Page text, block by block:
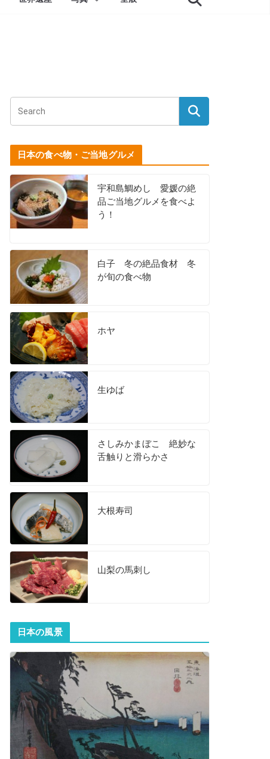
日本の食べ物・ご当地グルメ
宇和島鯛めし 愛媛の絶
品ご当地グルメを食べよ
う！
白子 冬の絶品食材 冬
が旬の食べ物
ホヤ
生ゆば
さしみかまぼこ 絶妙な
舌触りと滑らかさ
大根寿司
山梨の馬刺し
日本の風景